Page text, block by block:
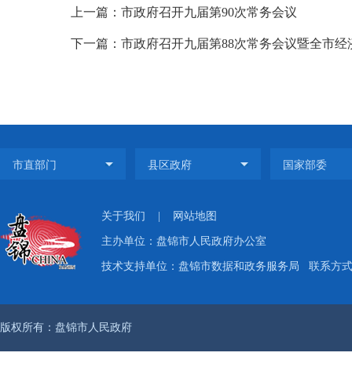
上一篇：市政府召开九届第90次常务会议
下一篇：市政府召开九届第88次常务会议暨全市经
关于我们 网站地图
主办单位：盘锦市人民政府办公室
技术支持单位：盘锦市数据和政务服务局 联系方
版权所有：盘锦市人民政府